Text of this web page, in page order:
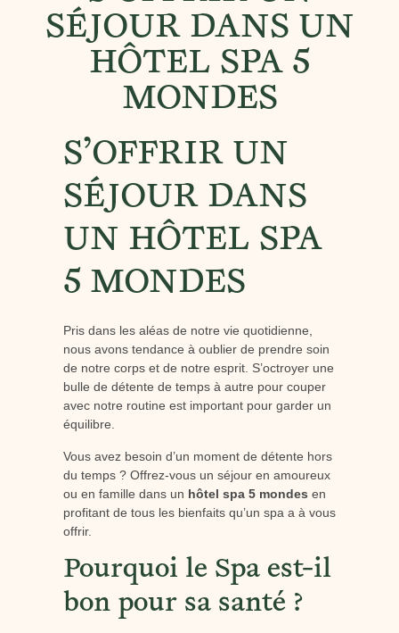
SÉJOUR DANS UN
HÔTEL SPA 5
MONDES
S’OFFRIR UN
SÉJOUR DANS
UN HÔTEL SPA
5 MONDES
Pris dans les aléas de notre vie quotidienne,
nous avons tendance à oublier de prendre soin
de notre corps et de notre esprit. S’octroyer une
bulle de détente de temps à autre pour couper
avec notre routine est important pour garder un
équilibre.
Vous avez besoin d’un moment de détente hors
du temps ? Offrez-vous un séjour en amoureux
ou en famille dans un hôtel spa 5 mondes en
profitant de tous les bienfaits qu’un spa a à vous
offrir.
Pourquoi le Spa est-il
bon pour sa santé ?